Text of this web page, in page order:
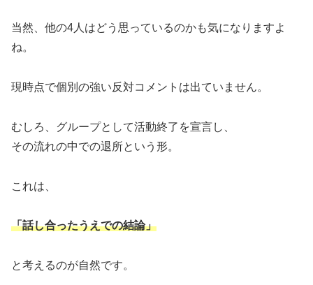
当然、他の4人はどう思っているのかも気になりますよ
ね。
現時点で個別の強い反対コメントは出ていません。
むしろ、グループとして活動終了を宣言し、
その流れの中での退所という形。
これは、
「話し合ったうえでの結論」
と考えるのが自然です。